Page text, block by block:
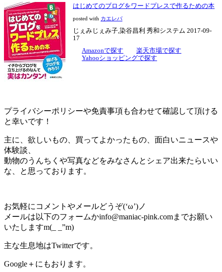
はじめてのブログをワードプレスで作るための本
posted with カエレバ
じぇみじぇみ子,染谷昌利 秀和システム 2017-09-
17
Amazonで探す
楽天市場で探す
Yahooショッピングで探す
プライバシーポリシーや免責事項も合わせて確認して頂ける
と幸いです！
主に、欲しいもの、買ってよかったもの、面白いニュースや
体験談、
動物のうんちくや写真などをみなさんとシェア出来たらいい
な、と思っております。
お気軽にコメントやメールどうぞ(‘ω’)ノ
メールは以下のフォームかinfo@maniac-pink.comまでお願い
いたしますm(_ _”m)
主な生息地はTwitterです。
Google＋にもおります。